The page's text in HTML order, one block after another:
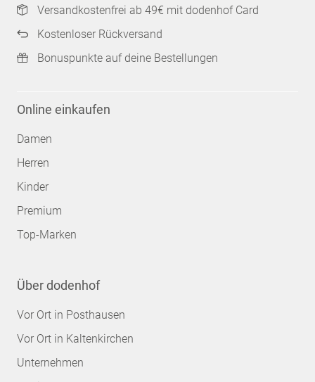
Versandkostenfrei ab 49€ mit dodenhof Card
Kostenloser Rückversand
Bonuspunkte auf deine Bestellungen
Online einkaufen
Damen
Herren
Kinder
Premium
Top-Marken
Über dodenhof
Vor Ort in Posthausen
Vor Ort in Kaltenkirchen
Unternehmen